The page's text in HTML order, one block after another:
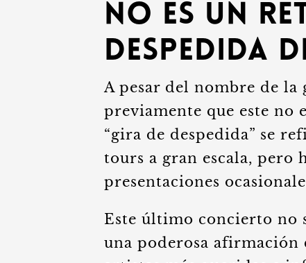
No es un
Despedida
A pesar del nombre de
previamente que este no
“gira de despedida” se
tours a gran escala, pero
presentaciones
Este último concierto no
una poderosa afirmación